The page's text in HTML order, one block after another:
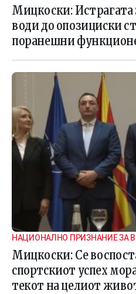
ИСТРАГАТА
Мицкоски: Истрагата
води до опозициски
поранешни
НАЦИОНАЛНО ПРИЗНАНИЕ ЗА
Мицкоски: Се
спортскиот успех
текот на целиот